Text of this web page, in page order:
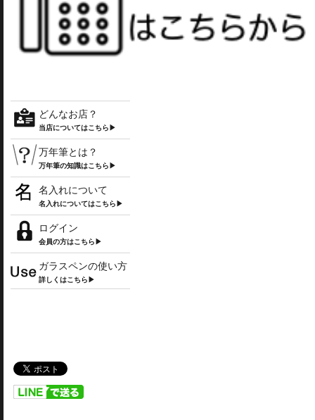
どんなお店？
当店についてはこちら▶
万年筆とは？
万年筆の知識はこちら▶
名入れについて
名入れについてはこちら▶
ログイン
会員の方はこちら▶
ガラスペンの使い方
詳しくはこちら▶